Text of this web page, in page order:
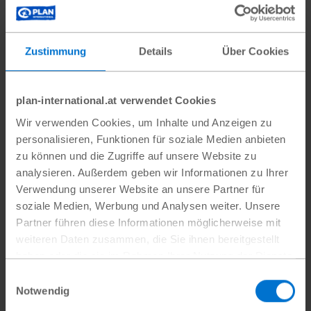
Zustimmung Details Über Cookies
plan-international.at verwendet Cookies
Wir verwenden Cookies, um Inhalte und Anzeigen zu
personalisieren, Funktionen für soziale Medien anbieten
zu können und die Zugriffe auf unsere Website zu
analysieren. Außerdem geben wir Informationen zu Ihrer
Verwendung unserer Website an unsere Partner für
soziale Medien, Werbung und Analysen weiter. Unsere
Partner führen diese Informationen möglicherweise mit
weiteren Daten zusammen, die Sie ihnen bereitgestellt
haben oder die sie im Rahmen Ihrer Nutzung der Dienste
Datenschutz
Notwendig
haben“, erzählt Fatima. „Jetzt weiß ich: Ich
kann etwas verändern, ich kann etwas
bewirken.“
International anschließt, trifft sie auf andere
Feministinnen und Aktivistinnen
unterschiedlicher Länder, die Ähnliches
erleben. Sie tauschen sich aus und merken,
dass sie für die gleiche Sache einstehen. „Ich
werde emotional, wenn ich mich an „She
Leads“ erinnere. Es war das erste Mal, dass
ich Feministinnen ausJordanien, dem Irak,
Tunesien und Ägypten getroffen habe. Es war
so inspirierend für mich, an diesem Projekt zu